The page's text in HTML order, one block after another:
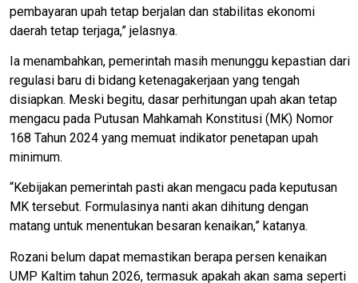
pembayaran upah tetap berjalan dan stabilitas ekonomi
daerah tetap terjaga,” jelasnya.
Ia menambahkan, pemerintah masih menunggu kepastian dari
regulasi baru di bidang ketenagakerjaan yang tengah
disiapkan. Meski begitu, dasar perhitungan upah akan tetap
mengacu pada Putusan Mahkamah Konstitusi (MK) Nomor
168 Tahun 2024 yang memuat indikator penetapan upah
minimum.
“Kebijakan pemerintah pasti akan mengacu pada keputusan
MK tersebut. Formulasinya nanti akan dihitung dengan
matang untuk menentukan besaran kenaikan,” katanya.
Rozani belum dapat memastikan berapa persen kenaikan
UMP Kaltim tahun 2026, termasuk apakah akan sama seperti